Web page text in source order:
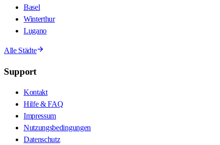
Basel
Winterthur
Lugano
Alle Städte
Support
Kontakt
Hilfe & FAQ
Impressum
Nutzungsbedingungen
Datenschutz